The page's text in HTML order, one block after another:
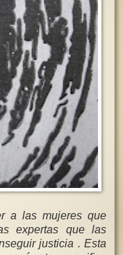
a las mujeres que
expertas que las
justicia . Esta